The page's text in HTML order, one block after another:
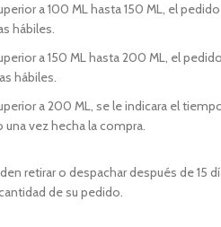
a 100 ML hasta 150 ML, el
hábiles.
a 150 ML hasta 200 ML, el
hábiles.
a 200 ML, se le indicara el
vez hecha la compra.
retirar o despachar después de 15
de su pedido.